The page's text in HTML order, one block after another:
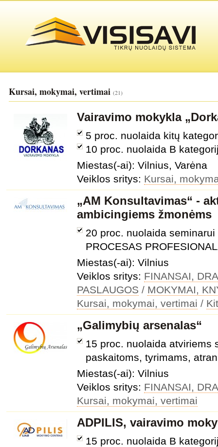
Kursai, mokymai, vertimai (21)
Vairavimo mokykla
5 proc. nuolaida kitų
10 proc. nuolaida B
Miestas(-ai): Vilnius, Varėna
Veiklos sritys: Kursai,
„AM Konsultavimas“ -
ambicingiems žmonėms
20 proc. nuolaida seminarui
PROCESAS
Miestas(-ai): Vilnius
Veiklos sritys: FINANSAI,
PASLAUGOS / MOKYMAI,
Kursai, mokymai, vertimai /
„Galimybių arsenalas“
15 proc. nuolaida atviriems
paskaitoms, tyrimams,
Miestas(-ai): Vilnius
Veiklos sritys: FINANSAI,
Kursai, mokymai, vertimai
ADPILIS, vairavimo
15 proc. nuolaida B